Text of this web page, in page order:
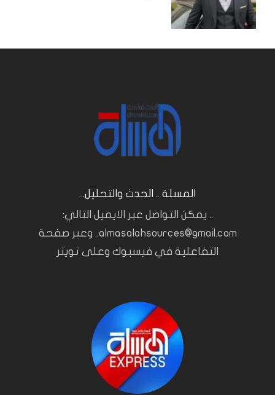
المسلة .. الحدث والتحليل...
.. يمكن التواصل عبر الايميل التالي:
almasalahsources@gmail.com.. وعبر صفحة
التفاعلية في فيسبوك وعلى تويتر